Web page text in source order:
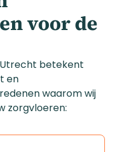
voor de
betekent
en
waarom wij
zorgvloeren: